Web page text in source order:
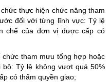
thực hiện chức năng tham
đối với từng lĩnh vực: Tỷ lệ
chế của đơn vị được cấp có
tham mưu tổng hợp hoặc
Tỷ lệ không vượt quá 50%
có thẩm quyền giao;